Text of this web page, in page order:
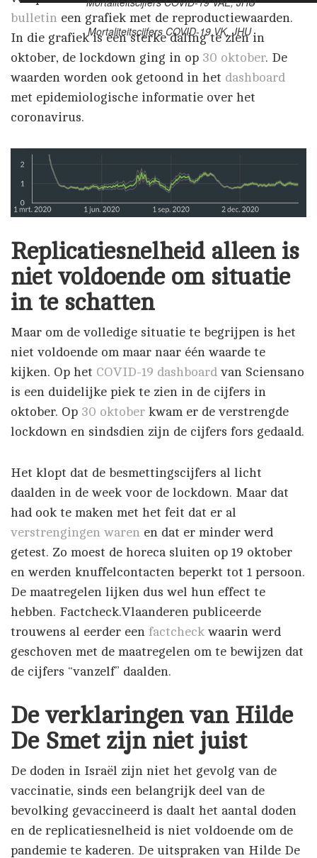
Mortaliteitscijfers COVID-19 VK, JHU
bulletin een grafiek met de reproductiewaarden.
In die grafiek is een sterke daling te zien in
oktober, de lockdown ging in op 30 oktober. De
waarden worden ook getoond in het dashboard
met epidemiologische informatie over het
coronavirus.
Replicatiesnelheid alleen is
niet voldoende om situatie
in te schatten
Maar om de volledige situatie te begrijpen is het
niet voldoende om maar naar één waarde te
kijken. Op het COVID-19 dashboard van Sciensano
is een duidelijke piek te zien in de cijfers in
oktober. Op 30 oktober kwam er de verstrengde
lockdown en sindsdien zijn de cijfers fors gedaald.
Het klopt dat de besmettingscijfers al licht
daalden in de week voor de lockdown. Maar dat
had ook te maken met het feit dat er al
verstrengingen waren en dat er minder werd
getest. Zo moest de horeca sluiten op 19 oktober
en werden knuffelcontacten beperkt tot 1 persoon.
De maatregelen lijken dus wel hun effect te
hebben. Factcheck.Vlaanderen publiceerde
trouwens al eerder een factcheck waarin werd
geschoven met de maatregelen om te bewijzen dat
de cijfers “vanzelf” daalden.
De verklaringen van Hilde
De Smet zijn niet juist
De doden in Israël zijn niet het gevolg van de
vaccinatie, sinds een belangrijk deel van de
bevolking gevaccineerd is daalt het aantal doden
en de replicatiesnelheid is niet voldoende om de
pandemie te kaderen. De uitspraken van Hilde De